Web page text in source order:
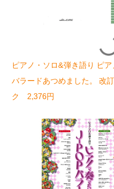
ピアノ・ソロ&弾き語り ピ
バラードあつめました。 改
ク 2,376円